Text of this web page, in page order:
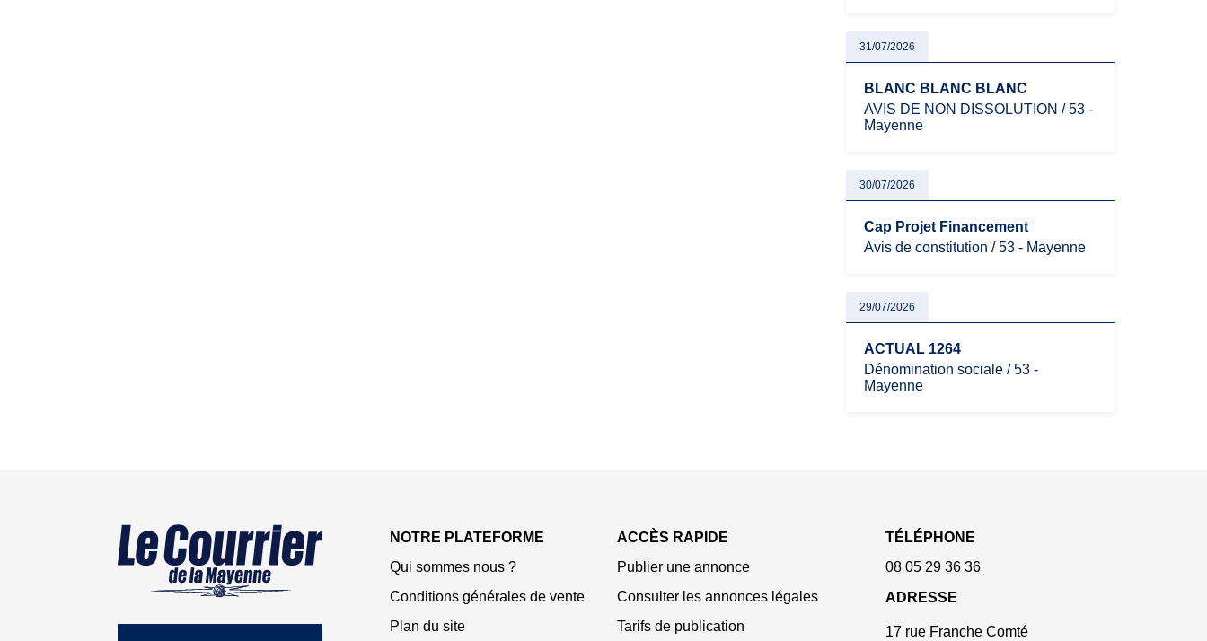
31/07/2026
BLANC BLANC BLANC
AVIS DE NON DISSOLUTION / 53 -
Mayenne
30/07/2026
Cap Projet Financement
Avis de constitution / 53 - Mayenne
29/07/2026
ACTUAL 1264
Dénomination sociale / 53 -
Mayenne
NOTRE PLATEFORME
Qui sommes nous ?
Conditions générales de vente
Plan du site
ACCÈS RAPIDE
Publier une annonce
Consulter les annonces légales
Tarifs de publication
TÉLÉPHONE
08 05 29 36 36
ADRESSE
17 rue Franche Comté